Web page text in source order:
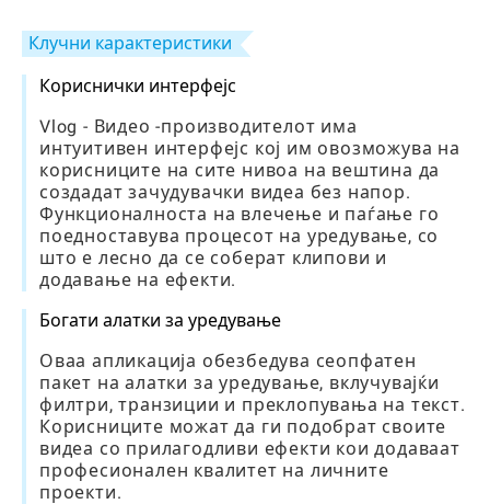
Клучни карактеристики
Кориснички интерфејс
Vlog - Видео -производителот има
интуитивен интерфејс кој им овозможува на
корисниците на сите нивоа на вештина да
создадат зачудувачки видеа без напор.
Функционалноста на влечење и паѓање го
поедноставува процесот на уредување, со
што е лесно да се соберат клипови и
додавање на ефекти.
Богати алатки за уредување
Оваа апликација обезбедува сеопфатен
пакет на алатки за уредување, вклучувајќи
филтри, транзиции и преклопувања на текст.
Корисниците можат да ги подобрат своите
видеа со прилагодливи ефекти кои додаваат
професионален квалитет на личните
проекти.